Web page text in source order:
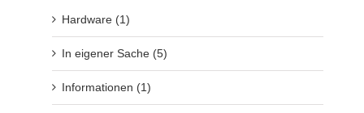
Hardware (1)
In eigener Sache (5)
Informationen (1)